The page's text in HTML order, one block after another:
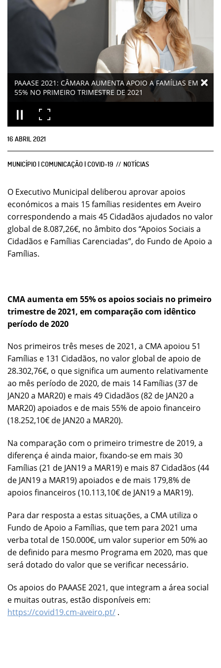
PAAASE 2021: CÂMARA AUMENTA APOIO A FAMÍLIAS EM
55% NO PRIMEIRO TRIMESTRE DE 2021
16 ABRIL 2021
MUNICÍPIO | COMUNICAÇÃO | COVID-19 NOTÍCIAS
O Executivo Municipal deliberou aprovar apoios
económicos a mais 15 famílias residentes em Aveiro
correspondendo a mais 45 Cidadãos ajudados no valor
global de 8.087,26€, no âmbito dos “Apoios Sociais a
Cidadãos e Famílias Carenciadas”, do Fundo de Apoio a
Famílias.
CMA aumenta em 55% os apoios sociais no primeiro
trimestre de 2021, em comparação com idêntico
período de 2020
Nos primeiros três meses de 2021, a CMA apoiou 51
Famílias e 131 Cidadãos, no valor global de apoio de
28.302,76€, o que significa um aumento relativamente
ao mês período de 2020, de mais 14 Famílias (37 de
JAN20 a MAR20) e mais 49 Cidadãos (82 de JAN20 a
MAR20) apoiados e de mais 55% de apoio financeiro
(18.252,10€ de JAN20 a MAR20).
Na comparação com o primeiro trimestre de 2019, a
diferença é ainda maior, fixando-se em mais 30
Famílias (21 de JAN19 a MAR19) e mais 87 Cidadãos (44
de JAN19 a MAR19) apoiados e de mais 179,8% de
apoios financeiros (10.113,10€ de JAN19 a MAR19).
Para dar resposta a estas situações, a CMA utiliza o
Fundo de Apoio a Famílias, que tem para 2021 uma
verba total de 150.000€, um valor superior em 50% ao
de definido para mesmo Programa em 2020, mas que
será dotado do valor que se verificar necessário.
Os apoios do PAAASE 2021, que integram a área social
e muitas outras, estão disponíveis em:
https://covid19.cm-aveiro.pt/ .